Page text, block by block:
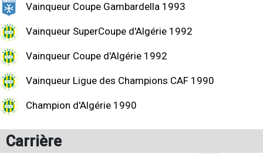
Vainqueur Coupe Gambardella 1993
Vainqueur SuperCoupe d'Algérie 1992
Vainqueur Coupe d'Algérie 1992
Vainqueur Ligue des Champions CAF 1990
Champion d'Algérie 1990
Carrière